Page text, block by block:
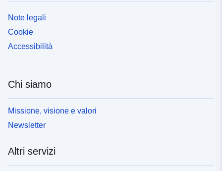
Note legali
Cookie
Accessibilità
Chi siamo
Missione, visione e valori
Newsletter
Altri servizi